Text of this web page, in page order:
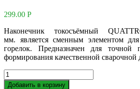
299.00 Р
Наконечник токосъёмный
мм. является сменным элементом для
горелок. Предназначен для точной
формирования качественной сварочной
Добавить в корзину